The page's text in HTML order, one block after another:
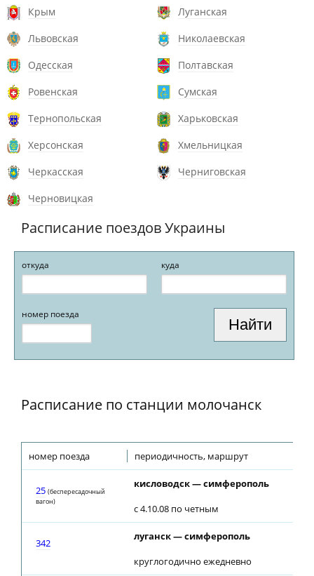
Крым
Луганская
Львовская
Николаевская
Одесская
Полтавская
Ровенская
Сумская
Тернопольская
Харьковская
Херсонская
Хмельницкая
Черкасская
Черниговская
Черновицкая
Расписание поездов Украины
откуда куда
номер поезда
Расписание по станции молочанск
номер поезда периодичность, маршрут
25 (беспересадочный
вагон)
кисловодск — симферополь
с 4.10.08 по четным
342
луганск — симферополь
круглогодично ежедневно